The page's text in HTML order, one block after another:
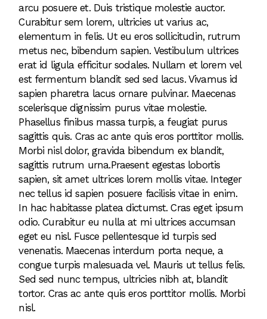
arcu posuere et. Duis tristique molestie auctor.
Curabitur sem lorem, ultricies ut varius ac,
elementum in felis. Ut eu eros sollicitudin, rutrum
metus nec, bibendum sapien. Vestibulum ultrices
erat id ligula efficitur sodales. Nullam et lorem vel
est fermentum blandit sed sed lacus. Vivamus id
sapien pharetra lacus ornare pulvinar. Maecenas
scelerisque dignissim purus vitae molestie.
Phasellus finibus massa turpis, a feugiat purus
sagittis quis. Cras ac ante quis eros porttitor mollis.
Morbi nisl dolor, gravida bibendum ex blandit,
sagittis rutrum urna.Praesent egestas lobortis
sapien, sit amet ultrices lorem mollis vitae. Integer
nec tellus id sapien posuere facilisis vitae in enim.
In hac habitasse platea dictumst. Cras eget ipsum
odio. Curabitur eu nulla at mi ultrices accumsan
eget eu nisl. Fusce pellentesque id turpis sed
venenatis. Maecenas interdum porta neque, a
congue turpis malesuada vel. Mauris ut tellus felis.
Sed sed nunc tempus, ultricies nibh at, blandit
tortor. Cras ac ante quis eros porttitor mollis. Morbi
nisl.